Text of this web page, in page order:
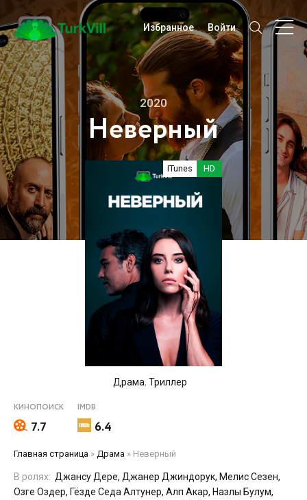
Избранное Войти
Неверный
ITunes HD
2020
Драма, Триллер
КИНОПОИСК
7.7
IMDB
6.4
Главная страница » Драма » Неверный
В ролях: Джансу Дере, Джанер Джиндорук, Мелис Сезен,
Озге Оздер, Гёзде Седа Алтунер, Алп Акар, Назлы Булум,